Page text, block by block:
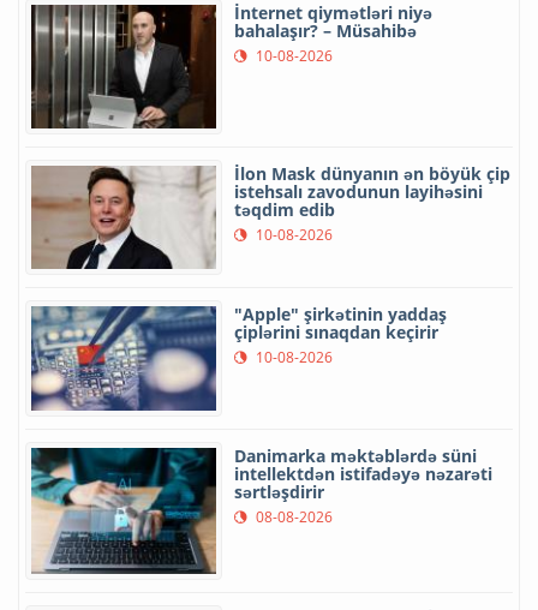
İnternet qiymətləri niyə
bahalaşır? – Müsahibə
10-08-2026
İlon Mask dünyanın ən böyük çip
istehsalı zavodunun layihəsini
təqdim edib
10-08-2026
"Apple" şirkətinin yaddaş
çiplərini sınaqdan keçirir
10-08-2026
Danimarka məktəblərdə süni
intellektdən istifadəyə nəzarəti
sərtləşdirir
08-08-2026